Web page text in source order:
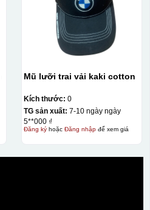
Mũ lưỡi trai vải kaki cotton
Kích thước: 0
TG sản xuất: 7-10 ngày ngày
5**000 ₫
Đăng kýhoặc Đăng nhậpđể xem giá